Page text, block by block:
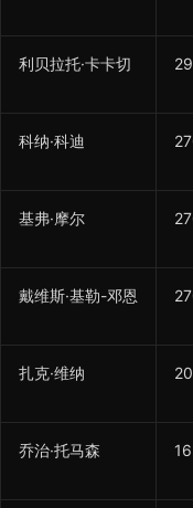
利贝拉托·卡卡切
科纳·科迪
基弗·摩尔
戴维斯·基勒-邓恩
扎克·维纳
乔治·托马森